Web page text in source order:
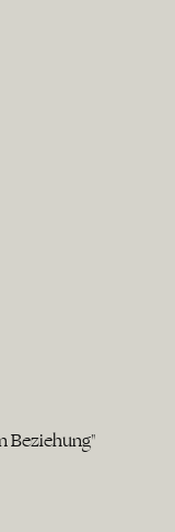
Beziehung"